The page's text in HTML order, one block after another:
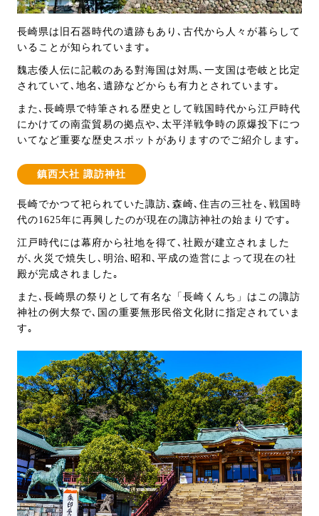
長崎県は旧石器時代の遺跡もあり､古代から人々が暮らして
いることが知られています｡
魏志倭人伝に記載のある對海国は対馬､一支国は壱岐と比定
されていて､地名､遺跡などからも有力とされています｡
また､長崎県で特筆される歴史として戦国時代から江戸時代
にかけての南蛮貿易の拠点や､太平洋戦争時の原爆投下につ
いてなど重要な歴史スポットがありますのでご紹介します｡
鎮西大社 諏訪神社
長崎でかつて祀られていた諏訪､森崎､住吉の三社を､戦国時
代の1625年に再興したのが現在の諏訪神社の始まりです｡
江戸時代には幕府から社地を得て､社殿が建立されました
が､火災で焼失し､明治､昭和､平成の造営によって現在の社
殿が完成されました｡
また､長崎県の祭りとして有名な「長崎くんち」はこの諏訪
神社の例大祭で､国の重要無形民俗文化財に指定されていま
す｡